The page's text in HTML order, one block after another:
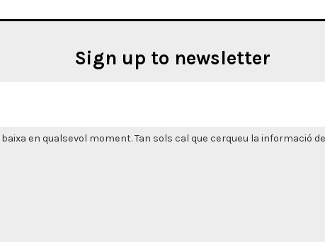
Sign up to newsletter
en qualsevol moment. Tan sols cal que cerqueu la informació